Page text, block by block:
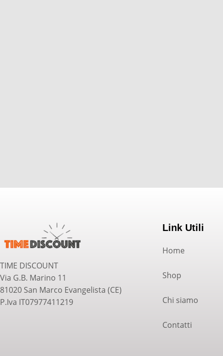
TIME DISCOUNT
Via G.B. Marino 11
81020 San Marco Evangelista (CE)
P.Iva IT07977411219
Link Utili
Home
Shop
Chi siamo
Contatti